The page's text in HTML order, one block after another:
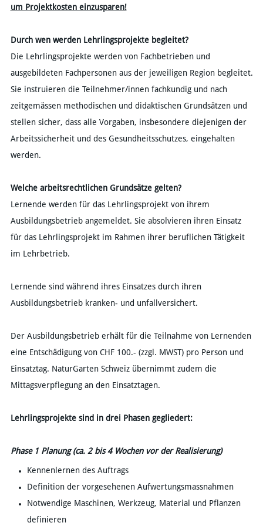
um Projektkosten einzusparen!
Durch wen werden Lehrlingsprojekte begleitet?
Die Lehrlingsprojekte werden von Fachbetrieben und
ausgebildeten Fachpersonen aus der jeweiligen Region begleitet.
Sie instruieren die Teilnehmer/innen fachkundig und nach
zeitgemässen methodischen und didaktischen Grundsätzen und
stellen sicher, dass alle Vorgaben, insbesondere diejenigen der
Arbeitssicherheit und des Gesundheitsschutzes, eingehalten
werden.
Welche arbeitsrechtlichen Grundsätze gelten?
Lernende werden für das Lehrlingsprojekt von ihrem
Ausbildungsbetrieb angemeldet. Sie absolvieren ihren Einsatz
für das Lehrlingsprojekt im Rahmen ihrer beruflichen Tätigkeit
im Lehrbetrieb.
Lernende sind während ihres Einsatzes durch ihren
Ausbildungsbetrieb kranken- und unfallversichert.
Der Ausbildungsbetrieb erhält für die Teilnahme von Lernenden
eine Entschädigung von CHF 100.- (zzgl. MWST) pro Person und
Einsatztag. NaturGarten Schweiz übernimmt zudem die
Mittagsverpflegung an den Einsatztagen.
Lehrlingsprojekte sind in drei Phasen gegliedert:
Phase 1 Planung (ca. 2 bis 4 Wochen vor der Realisierung)
Kennenlernen des Auftrags
Definition der vorgesehenen Aufwertungsmassnahmen
Notwendige Maschinen, Werkzeug, Material und Pflanzen
definieren